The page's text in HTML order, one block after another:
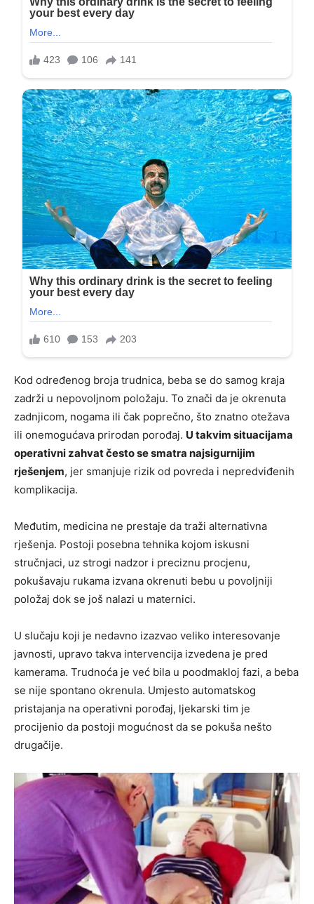
Kod određenog broja trudnica, beba se do samog kraja
zadrži u nepovoljnom položaju. To znači da je okrenuta
zadnjicom, nogama ili čak poprečno, što znatno otežava
ili onemogućava prirodan porođaj. U takvim situacijama
operativni zahvat često se smatra najsigurnijim
rješenjem, jer smanjuje rizik od povreda i nepredviđenih
komplikacija.
Međutim, medicina ne prestaje da traži alternativna
rješenja. Postoji posebna tehnika kojom iskusni
stručnjaci, uz strogi nadzor i preciznu procjenu,
pokušavaju rukama izvana okrenuti bebu u povoljniji
položaj dok se još nalazi u maternici.
U slučaju koji je nedavno izazvao veliko interesovanje
javnosti, upravo takva intervencija izvedena je pred
kamerama. Trudnoća je već bila u poodmakloj fazi, a beba
se nije spontano okrenula. Umjesto automatskog
pristajanja na operativni porođaj, ljekarski tim je
procijenio da postoji mogućnost da se pokuša nešto
drugačije.